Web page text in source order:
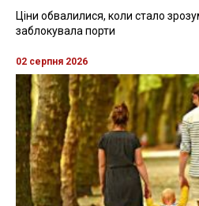
Ціни обвалилися, коли стало
заблокувала порти
02 серпня 2026